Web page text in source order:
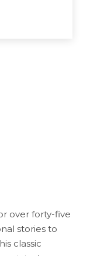
over forty-five
stories to
classic